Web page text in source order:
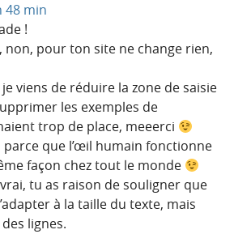
48 min
!
non, pour ton site ne change rien,
je viens de réduire la zone de saisie
les exemples de
trop de place, meeerci
parce que l’œil humain fonctionne
façon chez tout le monde
vrai, tu as raison de souligner que
à la taille du texte, mais
lignes.